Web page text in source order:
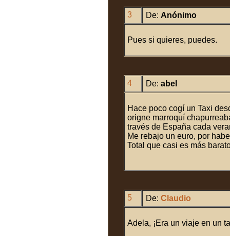
3 De: Anónimo
Pues si quieres, puedes.
4 De: abel
Hace poco cogí un Taxi
origne marroquí
través de España cada
Me rebajo un euro, por
Total que casi es más
5 De: Claudio
Adela, ¡Era un viaje en un